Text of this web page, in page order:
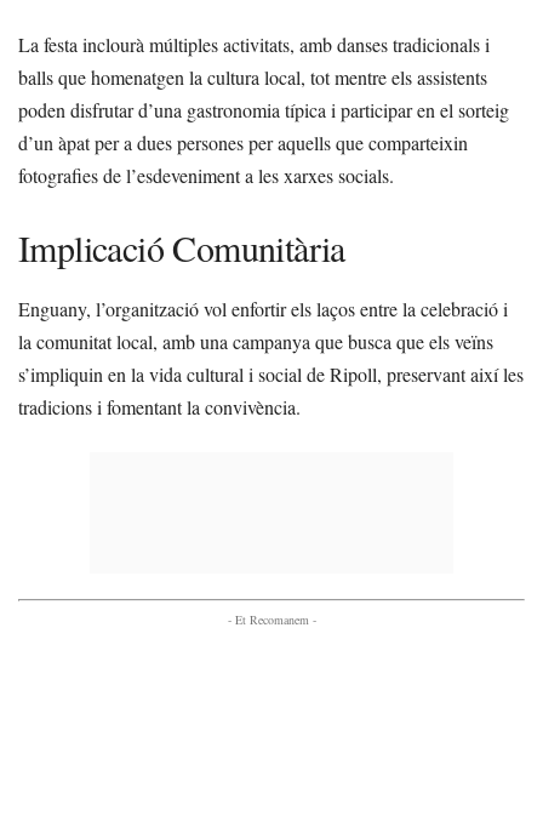
La festa inclourà múltiples activitats, amb danses tradicionals i
balls que homenatgen la cultura local, tot mentre els assistents
poden disfrutar d’una gastronomia típica i participar en el sorteig
d’un àpat per a dues persones per aquells que comparteixin
fotografies de l’esdeveniment a les xarxes socials.
Implicació Comunitària
Enguany, l’organització vol enfortir els laços entre la celebració i
la comunitat local, amb una campanya que busca que els veïns
s’impliquin en la vida cultural i social de Ripoll, preservant així les
tradicions i fomentant la convivència.
- Et Recomanem -